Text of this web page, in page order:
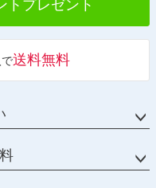
トプレゼント
送料無料